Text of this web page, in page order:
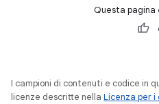
Questa
I campioni di contenuti e codice in
licenze descritte nella Licenza per i